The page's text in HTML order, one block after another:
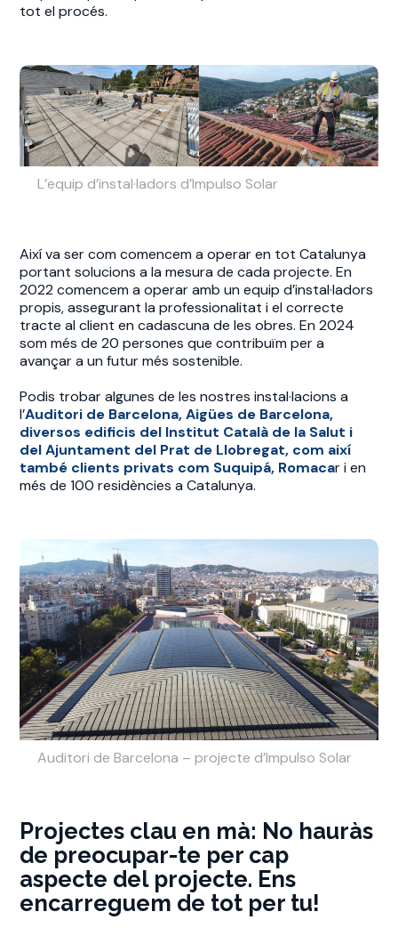
tot el procés.
L’equip d’instal·ladors d’Impulso Solar
Així va ser com comencem a operar en tot Catalunya
portant solucions a la mesura de cada projecte. En
2022 comencem a operar amb un equip d’instal·ladors
propis, assegurant la professionalitat i el correcte
tracte al client en cadascuna de les obres. En 2024
som més de 20 persones que contribuïm per a
avançar a un futur més sostenible.
Podis trobar algunes de les nostres instal·lacions a
l’Auditori de Barcelona, Aigües de Barcelona,
diversos edificis del Institut Català de la Salut i
del Ajuntament del Prat de Llobregat, com així
també clients privats com Suquipá, Romacar i en
més de 100 residències a Catalunya.
Auditori de Barcelona – projecte d’Impulso Solar
Projectes clau en mà: No hauràs
de preocupar-te per cap
aspecte del projecte. Ens
encarreguem de tot per tu!